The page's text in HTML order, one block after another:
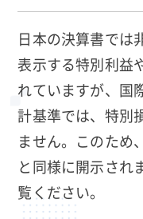
日本の決算書では
表示する特別利益
れていますが、国
計基準では、特別
ません。このため
と同様に開示され
覧ください。